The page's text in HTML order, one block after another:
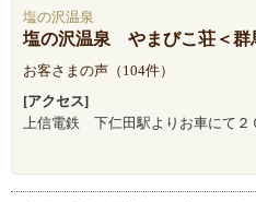
塩の沢温泉
塩の沢温泉 やまびこ荘＜群
お客さまの声（104件）
[アクセス]
上信電鉄 下仁田駅よりお車にて２